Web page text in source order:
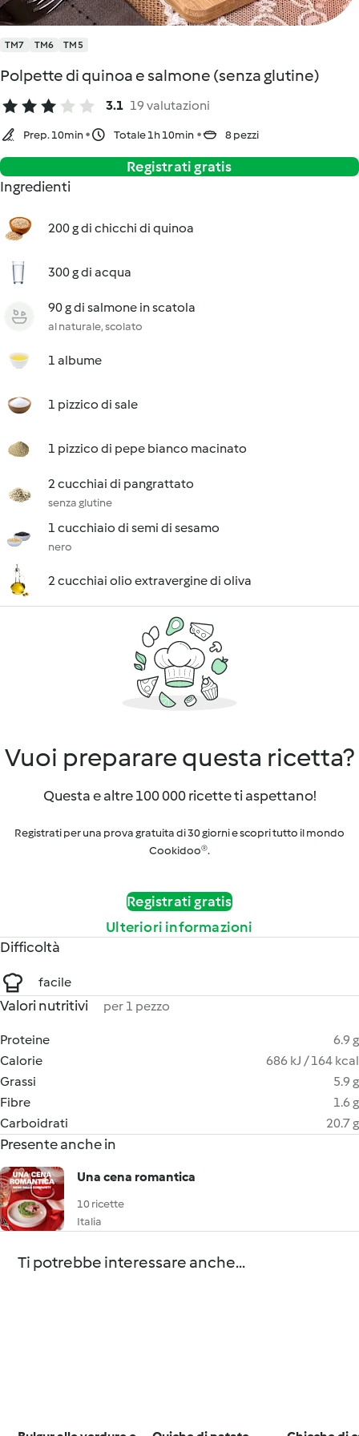
TM7 TM6 TM5
Polpette di quinoa e salmone (senza glutine)
3.1 19 valutazioni
Prep. 10min Totale 1h 10min 8 pezzi
Registrati gratis
Ingredienti
200 g di chicchi di quinoa
300 g di acqua
90 g di salmone in scatola
al naturale, scolato
1 albume
1 pizzico di sale
1 pizzico di pepe bianco macinato
2 cucchiai di pangrattato
senza glutine
1 cucchiaio di semi di sesamo
nero
2 cucchiai olio extravergine di oliva
Vuoi preparare questa ricetta?
Questa e altre 100 000 ricette ti aspettano!
Registrati per una prova gratuita di 30 giorni e scopri tutto il mondo
Cookidoo®.
Registrati gratis
Ulteriori informazioni
Difficoltà
facile
Valori nutritivi per 1 pezzo
Proteine
6.9 g
Calorie
686 kJ / 164 kcal
Grassi
5.9 g
Fibre
1.6 g
Carboidrati
20.7 g
Presente anche in
Una cena romantica
10 ricette
Italia
Ti potrebbe interessare anche...